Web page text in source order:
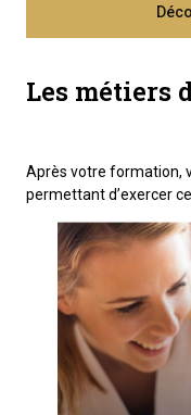
Les métiers
Après votre formation,
permettant d’exercer